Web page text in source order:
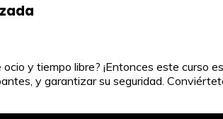
y tiempo libre? ¡Entonces este curso
y garantizar su seguridad.